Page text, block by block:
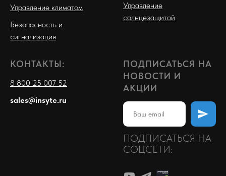
Управление климатом
Безопасность и
сигнализация
Управление
солнцезащитой
КОНТАКТЫ:
8 800 25 007 52
sales@insyte.ru
ПОДПИСАТЬСЯ НА
НОВОСТИ И
АКЦИИ
ПОДПИСАТЬСЯ НА
СОЦСЕТИ: